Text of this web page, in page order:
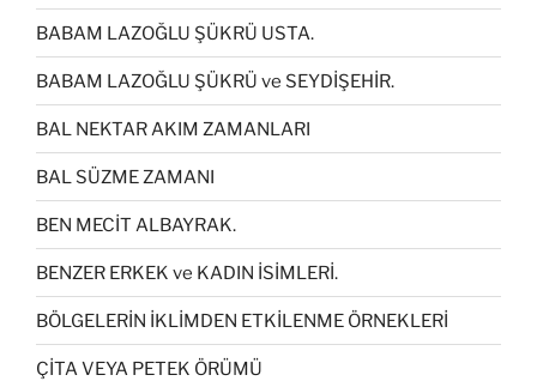
BABAM LAZOĞLU ŞÜKRÜ USTA.
BABAM LAZOĞLU ŞÜKRÜ ve SEYDİŞEHİR.
BAL NEKTAR AKIM ZAMANLARI
BAL SÜZME ZAMANI
BEN MECİT ALBAYRAK.
BENZER ERKEK ve KADIN İSİMLERİ.
BÖLGELERİN İKLİMDEN ETKİLENME ÖRNEKLERİ
ÇİTA VEYA PETEK ÖRÜMÜ